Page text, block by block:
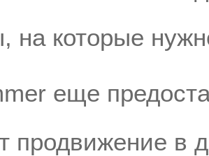
на которые
еще
продвижение в